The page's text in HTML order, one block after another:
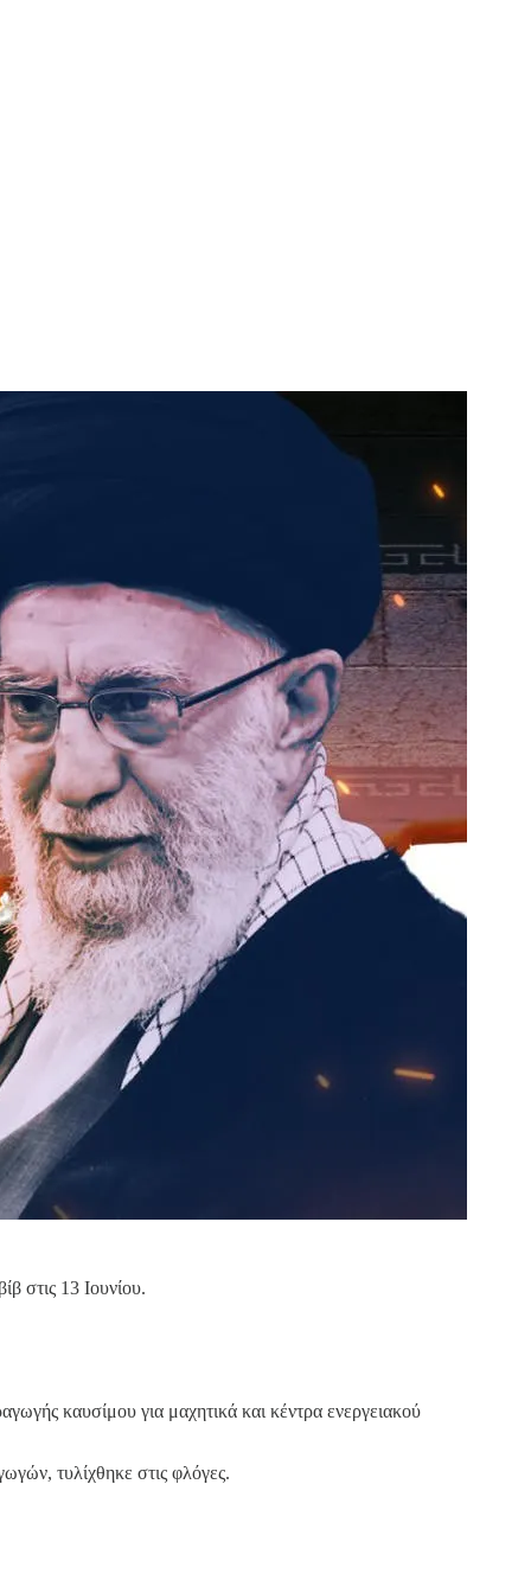
στις 13 Ιουνίου.
καυσίμου για μαχητικά και κέντρα ενεργειακού
τυλίχθηκε στις φλόγες.